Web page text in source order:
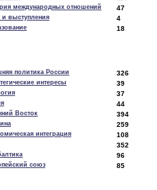
международных отношений 47
и выступления 4
18
политика России 326
интересы 39
37
44
Восток 394
259
интеграция 108
352
96
союз 85